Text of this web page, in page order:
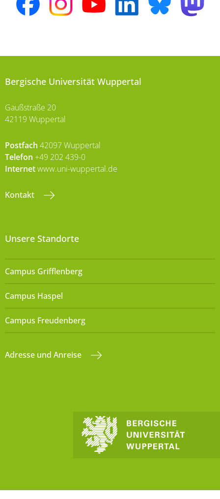
Bergische Universität Wuppertal
Gaußstraße 20
42119 Wuppertal
Postfach 42097 Wuppertal
Telefon +49 202 439-0
Internetwww.uni-wuppertal.de
Kontakt
Unsere Standorte
Campus Grifflenberg
Campus Haspel
Campus Freudenberg
Adresse und Anreise